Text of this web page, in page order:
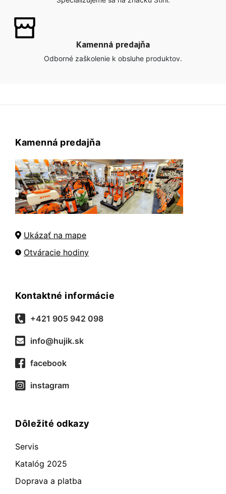
Kamenná predajňa
Odborné zaškolenie k obsluhe produktov.
Kamenná predajňa
Ukázať na mape
Otváracie hodiny
Kontaktné informácie
+421 905 942 098
info@hujik.sk
facebook
instagram
Dôležité odkazy
Servis
Katalóg 2025
Doprava a platba